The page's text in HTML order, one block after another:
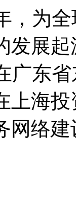
，为
发展
广东
上海
网络